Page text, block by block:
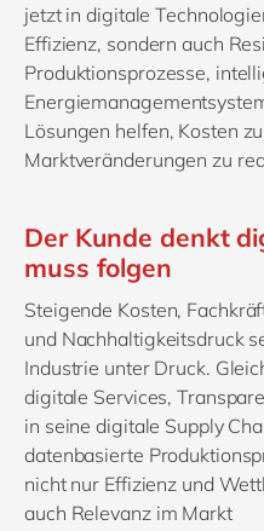
jetzt in digitale
Effizienz, sondern auch
Produktionsprozesse,
Lösungen helfen, Kosten
Marktveränderungen zu
Der Kunde denkt
muss folgen
Steigende Kosten,
und Nachhaltigkeitsdruck
Industrie unter Druck.
digitale Services,
in seine digitale Supply
datenbasierte
nicht nur Effizienz und
auch Relevanz im Markt